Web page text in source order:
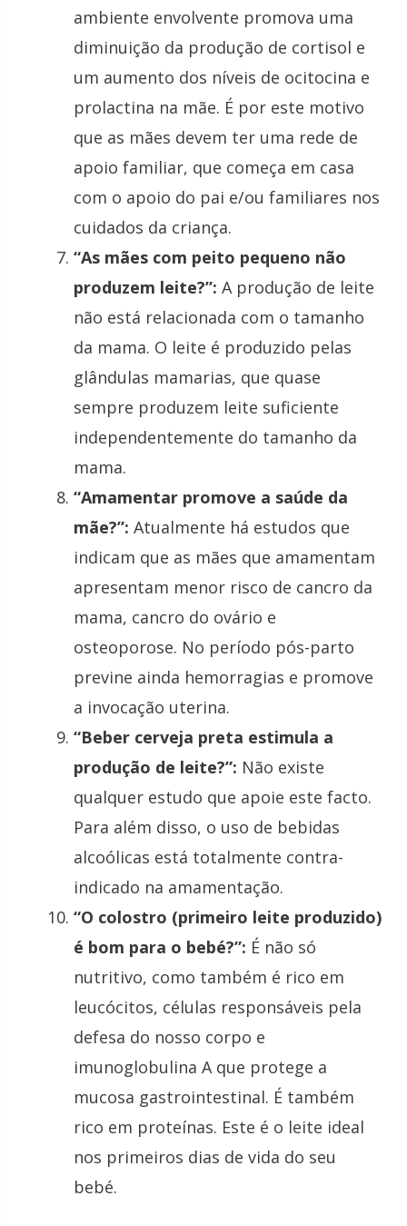
ambiente envolvente promova uma
diminuição da produção de cortisol e
um aumento dos níveis de ocitocina e
prolactina na mãe. É por este motivo
que as mães devem ter uma rede de
apoio familiar, que começa em casa
com o apoio do pai e/ou familiares nos
cuidados da criança.
“As mães com peito pequeno não
produzem leite?”: A produção de leite
não está relacionada com o tamanho
da mama. O leite é produzido pelas
glândulas mamarias, que quase
sempre produzem leite suficiente
independentemente do tamanho da
mama.
“Amamentar promove a saúde da
mãe?”: Atualmente há estudos que
indicam que as mães que amamentam
apresentam menor risco de cancro da
mama, cancro do ovário e
osteoporose. No período pós-parto
previne ainda hemorragias e promove
a invocação uterina.
“Beber cerveja preta estimula a
produção de leite?”: Não existe
qualquer estudo que apoie este facto.
Para além disso, o uso de bebidas
alcoólicas está totalmente contra-
indicado na amamentação.
“O colostro (primeiro leite produzido)
é bom para o bebé?”: É não só
nutritivo, como também é rico em
leucócitos, células responsáveis pela
defesa do nosso corpo e
imunoglobulina A que protege a
mucosa gastrointestinal. É também
rico em proteínas. Este é o leite ideal
nos primeiros dias de vida do seu
bebé.